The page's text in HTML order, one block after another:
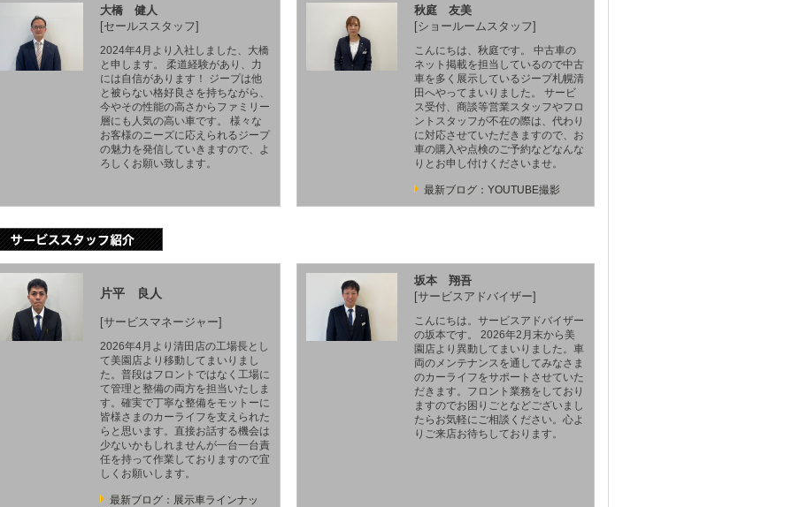
大橋 健人
[セールススタッフ]
2024年4月より入社しました、大橋
と申します。 柔道経験があり、力
には自信があります！ ジープは他
と被らない格好良さを持ちながら、
今やその性能の高さからファミリー
層にも人気の高い車です。 様々な
お客様のニーズに応えられるジープ
の魅力を発信していきますので、よ
ろしくお願い致します。
秋庭 友美
[ショールームスタッフ]
こんにちは、秋庭です。 中古車の
ネット掲載を担当しているので中古
車を多く展示しているジープ札幌清
田へやってまいりました。 サービ
ス受付、商談等営業スタッフやフロ
ントスタッフが不在の際は、代わり
に対応させていただきますので、お
車の購入や点検のご予約などなんな
りとお申し付けくださいませ。
最新ブログ：YOUTUBE撮影
片平 良人
[サービスマネージャー]
2026年4月より清田店の工場長とし
て美園店より移動してまいりまし
た。普段はフロントではなく工場に
て管理と整備の両方を担当いたしま
す。確実で丁寧な整備をモットーに
皆様さまのカーライフを支えられた
らと思います。直接お話する機会は
少ないかもしれませんが一台一台責
任を持って作業しておりますので宜
しくお願いします。
最新ブログ：展示車ラインナッ
坂本 翔吾
[サービスアドバイザー]
こんにちは。サービスアドバイザー
の坂本です。 2026年2月末から美
園店より異動してまいりました。車
両のメンテナンスを通してみなさま
のカーライフをサポートさせていた
だきます。フロント業務をしており
ますのでお困りごとなどございまし
たらお気軽にご相談ください。心よ
りご来店お待ちしております。